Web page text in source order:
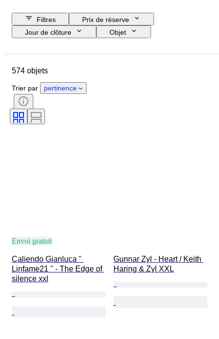
Filtres
Prix de réserve
Jour de clôture
Objet
Thème
Couleur
Édition
574 objets
Trier par pertinence
Envoi gratuit
Caliendo Gianluca "
Linfame21 " - The Edge of
silence xxl
Gunnar Zyl - Heart / Keith
Haring & Zyl XXL